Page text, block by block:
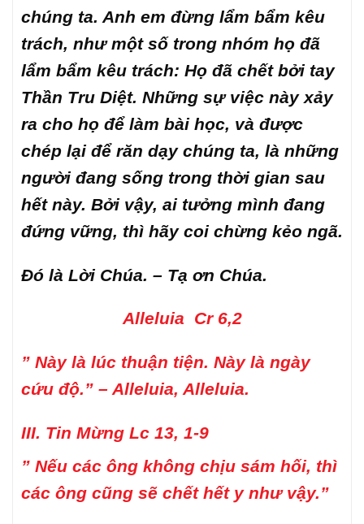
chúng ta. Anh em đừng lẩm bẩm kêu
trách, như một số trong nhóm họ đã
lẩm bẩm kêu trách: Họ đã chết bởi tay
Thần Tru Diệt. Những sự việc này xảy
ra cho họ để làm bài học, và được
chép lại để răn dạy chúng ta, là những
người đang sống trong thời gian sau
hết này. Bởi vậy, ai tưởng mình đang
đứng vững, thì hãy coi chừng kẻo ngã.
Đó là Lời Chúa. – Tạ ơn Chúa.
Alleluia Cr 6,2
” Này là lúc thuận tiện. Này là ngày
cứu độ.” – Alleluia, Alleluia.
III. Tin Mừng Lc 13, 1-9
” Nếu các ông không chịu sám hối, thì
các ông cũng sẽ chết hết y như vậy.”